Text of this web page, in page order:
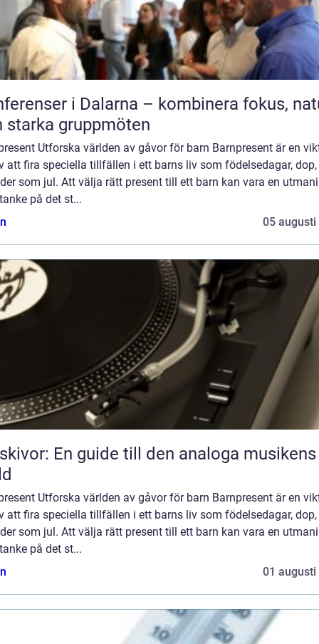
i Dalarna – kombinera fokus,
starka gruppmöten
Utforska världen av gåvor för barn Barnpresent är en
att fira speciella tillfällen i ett barns liv som födelsedagar, dop,
som jul. Att välja rätt present till ett barn kan vara en
på det st...
05 augusti
En guide till den analoga musikens
Utforska världen av gåvor för barn Barnpresent är en
att fira speciella tillfällen i ett barns liv som födelsedagar, dop,
som jul. Att välja rätt present till ett barn kan vara en
på det st...
01 augusti